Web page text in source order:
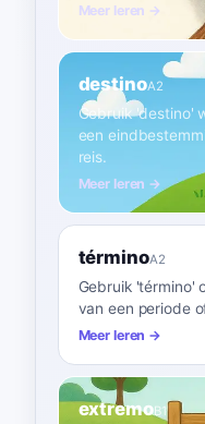
Meer leren →
destinoA2
Gebruik 'destino'
een
reis.
Meer leren →
términoA2
Gebruik 'término'
van een periode
Meer leren →
extremoB1